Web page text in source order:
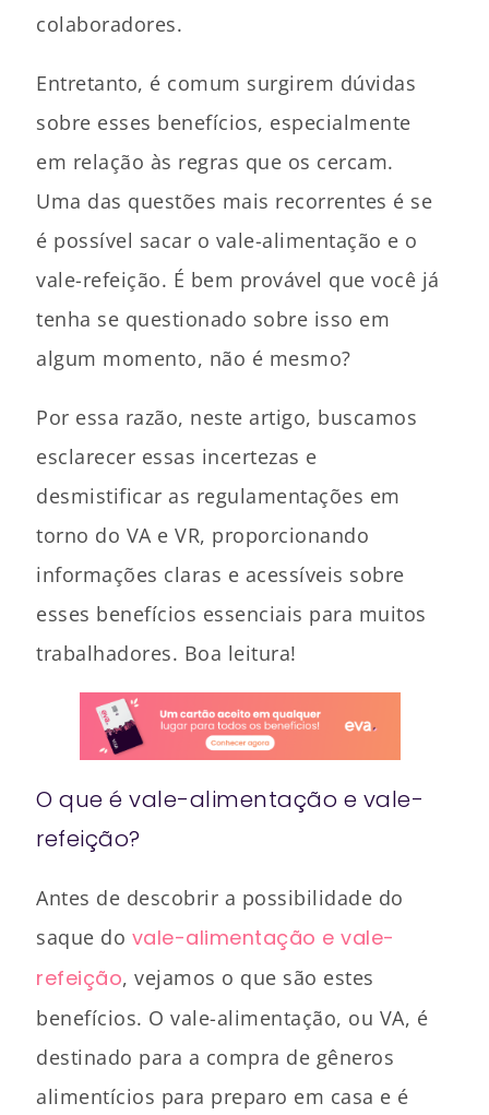
colaboradores.
Entretanto, é comum surgirem dúvidas
sobre esses benefícios, especialmente
em relação às regras que os cercam.
Uma das questões mais recorrentes é se
é possível sacar o vale-alimentação e o
vale-refeição. É bem provável que você já
tenha se questionado sobre isso em
algum momento, não é mesmo?
Por essa razão, neste artigo, buscamos
esclarecer essas incertezas e
desmistificar as regulamentações em
torno do VA e VR, proporcionando
informações claras e acessíveis sobre
esses benefícios essenciais para muitos
trabalhadores. Boa leitura!
O que é vale-alimentação e vale-
refeição?
Antes de descobrir a possibilidade do
saque do vale-alimentação e vale-
refeição, vejamos o que são estes
benefícios. O vale-alimentação, ou VA, é
destinado para a compra de gêneros
alimentícios para preparo em casa e é